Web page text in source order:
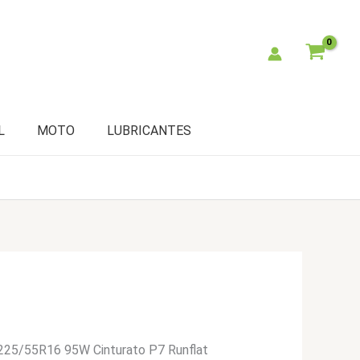
MOTO LUBRICANTES
55R16 95W Cinturato P7 Runflat